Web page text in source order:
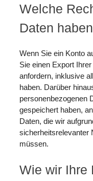
Welche
Daten haben
Wenn Sie ein Konto
Sie einen Export
anfordern, inklusive
haben. Darüber
personenbezogenen
gespeichert haben,
Daten, die wir
sicherheitsrelevanter
müssen.
Wie wir Ihre